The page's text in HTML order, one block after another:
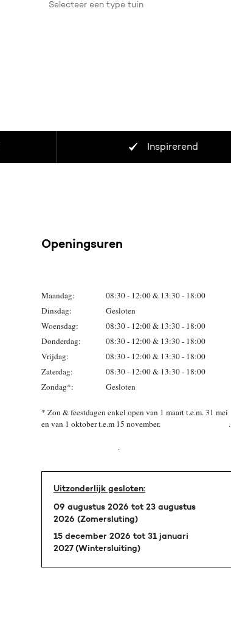
een
Inspirerend
Openingsuren
Maandag:
08:30 - 12:00 & 13:30 - 18:00
Dinsdag:
Gesloten
Woensdag:
08:30 - 12:00 & 13:30 - 18:00
Donderdag:
08:30 - 12:00 & 13:30 - 18:00
Vrijdag:
08:30 - 12:00 & 13:30 - 18:00
Zaterdag:
08:30 - 12:00 & 13:30 - 18:00
Zondag*:
Gesloten
* Zon & feestdagen enkel open van 1 maart t.e.m. 31 mei
en van 1 oktober t.e.m 15 november. .
.
Uitzonderlijk gesloten:
09 augustus 2026 tot 23 augustus
2026 (Zomersluting)
15 december 2026 tot 31 januari
2027 (Wintersluiting)